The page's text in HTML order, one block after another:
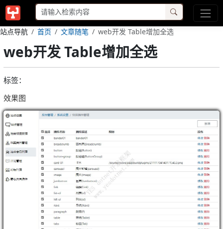
站点导航 首页 文章随笔 web开发 Table增加全选
web开发 Table增加全选
标签：
效果图